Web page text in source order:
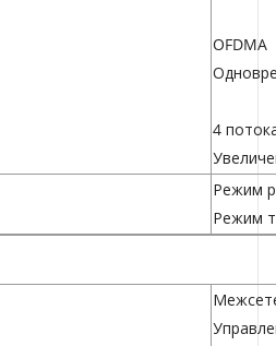
OFDMA
4
Режим
Режим